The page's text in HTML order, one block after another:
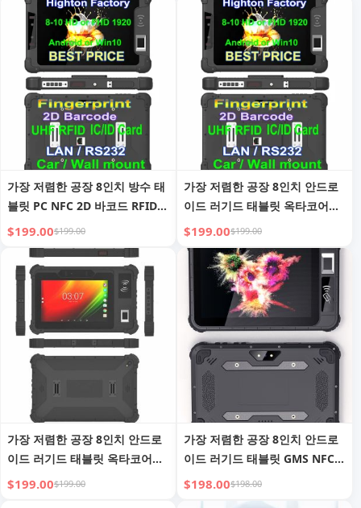
가장 저렴한 공장 8인치 방수 태
블릿 PC NFC 2D 바코드 RFID
안드로이드 러기드 태블릿 4G
LTE 러기드 태블릿 차량용 러기
드 태블릿
$199.00$199.00
가장 저렴한 공장 8인치 안드로
이드 러기드 태블릿 옥타코어
GMS 2D 바코드 스캐너 NFC
RJ45 RS232 포트 RFID 러기드
태블릿 PC
$199.00$199.00
가장 저렴한 공장 8인치 안드로
이드 러기드 태블릿 옥타코어
GMS 2D 바코드 스캐너 NFC
$199.00$199.00
가장 저렴한 공장 8인치 안드로
이드 러기드 태블릿 GMS NFC
FBI 지문 인식 UHF RFID 2D 바
코드 스캐너 방수 러기드 태블릿
$198.00$198.00